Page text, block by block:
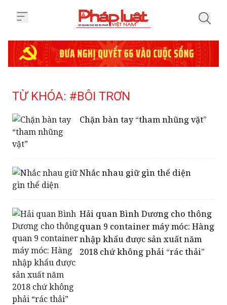
TỪ KHÓA: #BÔI TRƠN
Chặn bàn tay “tham nhũng vặt”
Nhắc nhau giữ gìn thể diện
Hải quan Bình Dương cho thông
quan 9 container máy móc: Hàng
nhập khẩu được sản xuất năm
2018 chứ không phải “rác thải”